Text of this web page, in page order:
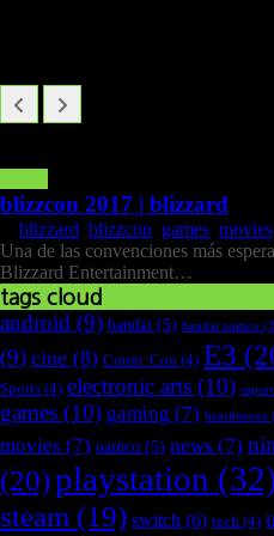
blizzcon 2017 | blizzard
blizzard blizzcon games movies
Una de las convenciones más
Blizzard Entertainment…
tags cloud
android (9) bandai (5) bandai namco
(9) cine (8) Comic Con (4) E3
Sports (4) electronic arts (10)
games (10) gaming (7) hearthstone
movies (7) namco (5) news (7)
(20)playstation
steam (19) switch (6) tech (4)